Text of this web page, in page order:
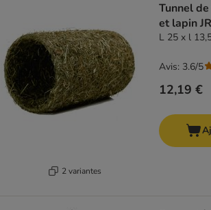
2 variantes
Tunnel
et lapin
L 25 x l
12,19 €
Avis: 3.6/5